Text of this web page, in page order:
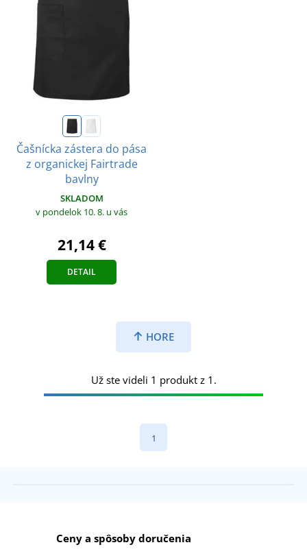
Čašnícka zástera do pása
z organickej Fairtrade
bavlny
SKLADOM
v pondelok 10. 8. u vás
21,14 €
DETAIL
HORE
Už ste videli 1 produkt z 1.
1
Ceny a spôsoby doručenia